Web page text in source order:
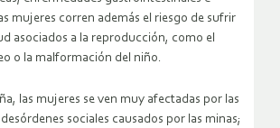
mujeres corren además el riesgo de sufrir
asociados a la reproducción, como el
o la malformación del niño.
las mujeres se ven muy afectadas por las
sociales causados por las minas;